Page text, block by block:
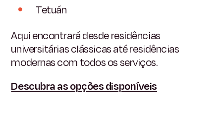
Tetuán
Aqui encontrará desde residências
universitárias clássicas até residências
modernas com todos os serviços.
Descubra as opções disponíveis